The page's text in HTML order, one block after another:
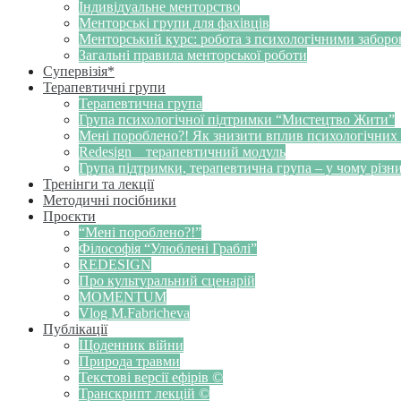
Індивідуальне менторство
Менторські групи для фахівців
Менторський курс: робота з психологічними
Загальні правила менторської роботи
Супервізія*
Терапевтичні групи
Терапевтична група
Група психологічної підтримки “Мистецтво Жити”
Мені пороблено?! Як знизити вплив психологічних
Redesign _ терапевтичний модуль
Група підтримки, терапевтична група – у чому
Тренінги та лекції
Методичні посібники
Проєкти
“Мені пороблено?!”
Філософія “Улюблені Граблі”
REDESIGN
Про культуральний сценарій
MOMENTUM
Vlog M.Fabricheva
Публікації
Щоденник війни
Природа травми
Текстові версії ефірів ©
Транскрипт лекцій ©